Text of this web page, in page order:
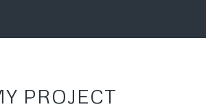
PROJECT